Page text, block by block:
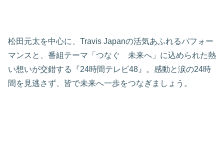
松田元太を中心に、Travis Japanの活気あふれるパフォー
マンスと、番組テーマ「つなぐ 未来へ」に込められた熱
い想いが交錯する『24時間テレビ48』。感動と涙の24時
間を見逃さず、皆で未来へ一歩をつなぎましょう。